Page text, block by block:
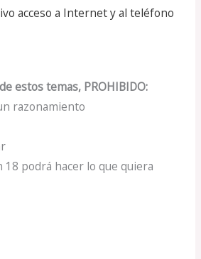
acceso a Internet y al teléfono
estos temas, PROHIBIDO:
razonamiento
18 podrá hacer lo que quiera